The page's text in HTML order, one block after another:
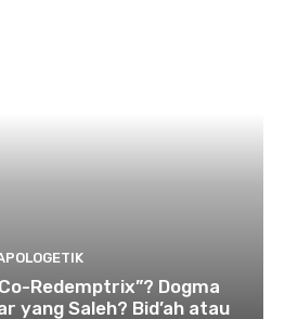
Redemptrix”? Dogma
yang Saleh? Bid’ah atau